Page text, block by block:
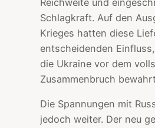
Reichweite und
Schlagkraft. Auf den
Krieges hatten diese
entscheidenden
die Ukraine vor dem
Zusammenbruch
Die Spannungen mit
jedoch weiter. Der neu